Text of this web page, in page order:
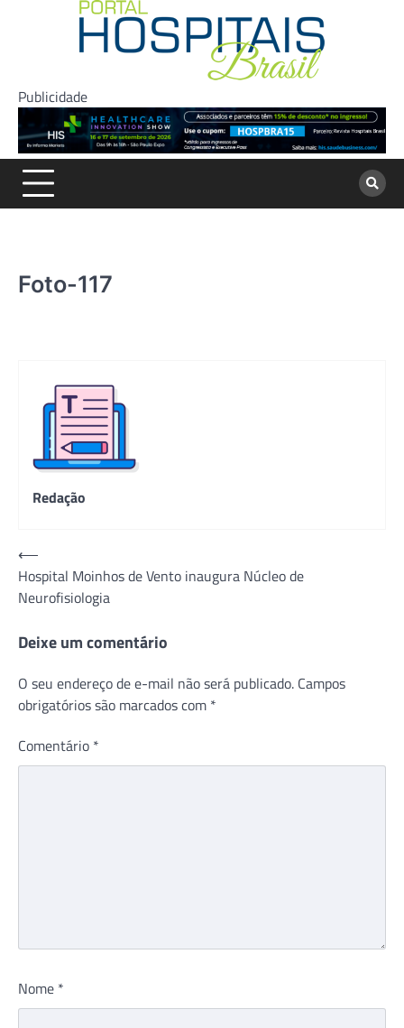
Publicidade
Foto-117
Redação
Navegação
de
Post
⟵
Hospital Moinhos de Vento inaugura Núcleo de
Neurofisiologia
Deixe um comentário
O seu endereço de e-mail não será publicado. Campos
obrigatórios são marcados com *
Comentário *
Nome *